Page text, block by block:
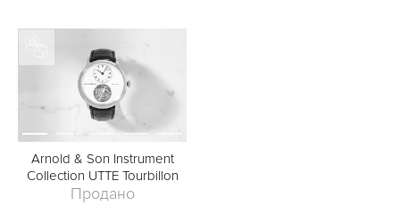
Arnold & Son Instrument
Collection UTTE Tourbillon
Продано